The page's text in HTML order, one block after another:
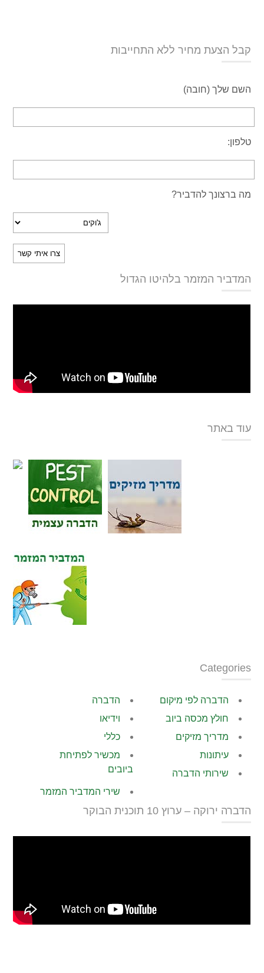
קבל הצעת מחיר ללא התחייבות
השם שלך (חובה)
טלפון:
מה ברצונך להדביר?
המדביר המזמר בלהיטו הגדול
עוד באתר
Categories
הדברה
הדברה לפי מיקום
וידיאו
חולץ מכסה ביוב
כללי
מדריך מזיקים
מכשיר לפתיחת
ביובים
עיתונות
שירותי הדברה
שירי המדביר המזמר
הדברה ירוקה – ערוץ 10 תוכנית הבוקר